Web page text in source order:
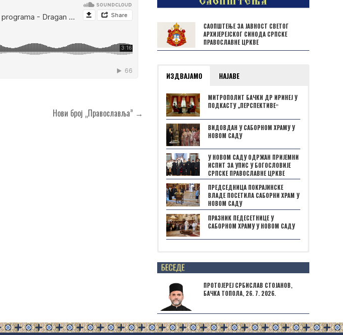
Нови број „Православља” →
САОПШТЕЊЕ ЗА ЈАВНОСТ СВЕТОГ
АРХИЈЕРЕЈСКОГ СИНОДА СРПСКЕ
ПРАВОСЛАВНЕ ЦРКВЕ
ИЗДВАЈАМО НАЈАВЕ
МИТРОПОЛИТ БАЧКИ ДР ИРИНЕЈ У
ПОДКАСТУ „ПЕРСПЕКТИВЕˮ
ВИДОВДАН У САБОРНОМ ХРАМУ У
НОВОМ САДУ
У НОВОМ САДУ ОДРЖАН ПРИЈЕМНИ
ИСПИТ ЗА УПИС У БОГОСЛОВИЈЕ
СРПСКЕ ПРАВОСЛАВНЕ ЦРКВЕ
ПРЕДСЕДНИЦА ПОКРАЈИНСКЕ
ВЛАДЕ ПОСЕТИЛА САБОРНИ ХРАМ У
НОВОМ САДУ
ПРАЗНИК ПЕДЕСЕТНИЦЕ У
САБОРНОМ ХРАМУ У НОВОМ САДУ
Posts not found
ПРОТОЈЕРЕЈ СРБИСЛАВ СТОЈАНОВ,
БАЧКА ТОПОЛА, 26. 7. 2026.